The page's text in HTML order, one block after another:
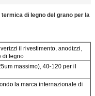
di legno del grano per la
il rivestimento, anodizzi,
di legno
massimo), 40-120 per il
la marca internazionale di